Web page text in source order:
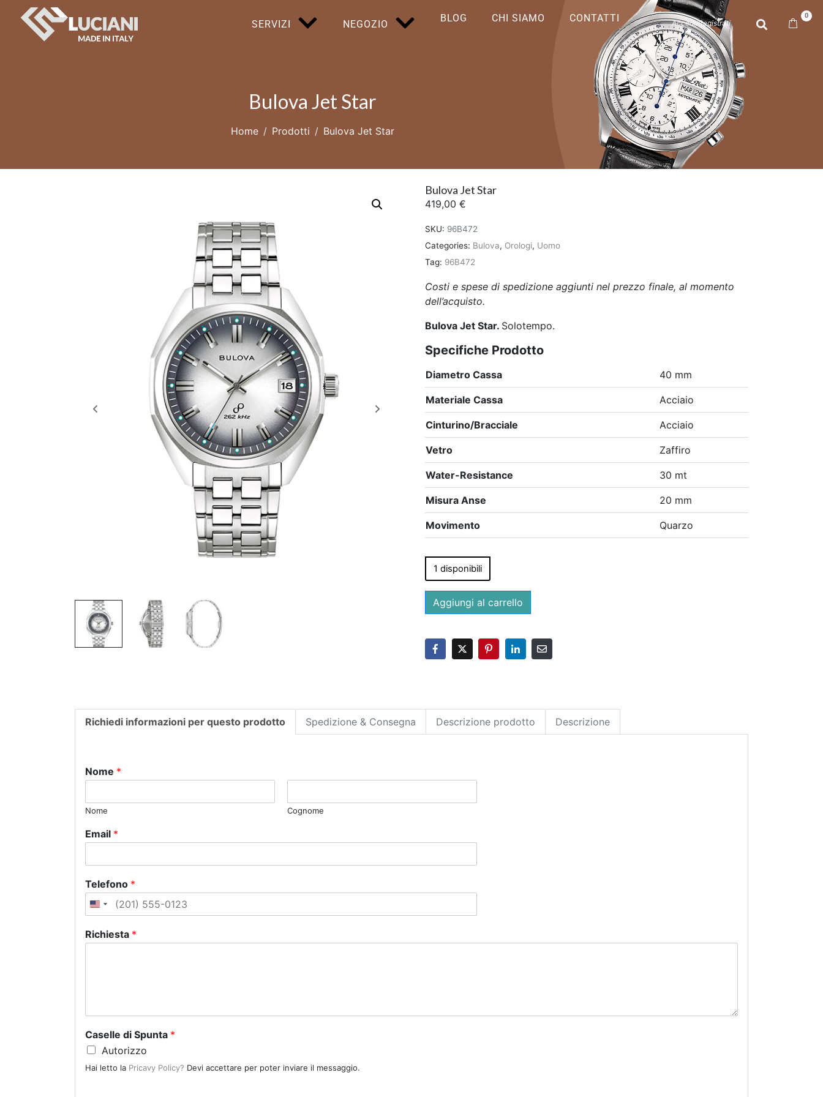
SERVIZI NEGOZIO
BLOG CHI SIAMO CONTATTI Accedi/Registrati
0
Bulova Jet Star
Home Prodotti Bulova Jet Star
Bulova Jet Star
419,00 €
SKU: 96B472
Categories: Bulova, Orologi, Uomo
Tag: 96B472
Costi e spese di spedizione aggiunti nel prezzo finale, al momento
dell’acquisto.
Bulova Jet Star. Solotempo.
Specifiche Prodotto
Diametro Cassa 40 mm
Materiale Cassa Acciaio
Cinturino/Bracciale Acciaio
Vetro Zaffiro
Water-Resistance 30 mt
Misura Anse 20 mm
Movimento Quarzo
1 disponibili
Aggiungi al carrello
Richiedi informazioni per questo prodotto Spedizione & Consegna Descrizione prodotto Descrizione
Nome *
Nome Cognome
Email *
Telefono *
U
i
t
e
s
Richiesta *
Caselle di Spunta *
Autorizzo
Hai letto la Pricavy Policy? Devi accettare per poter inviare il messaggio.